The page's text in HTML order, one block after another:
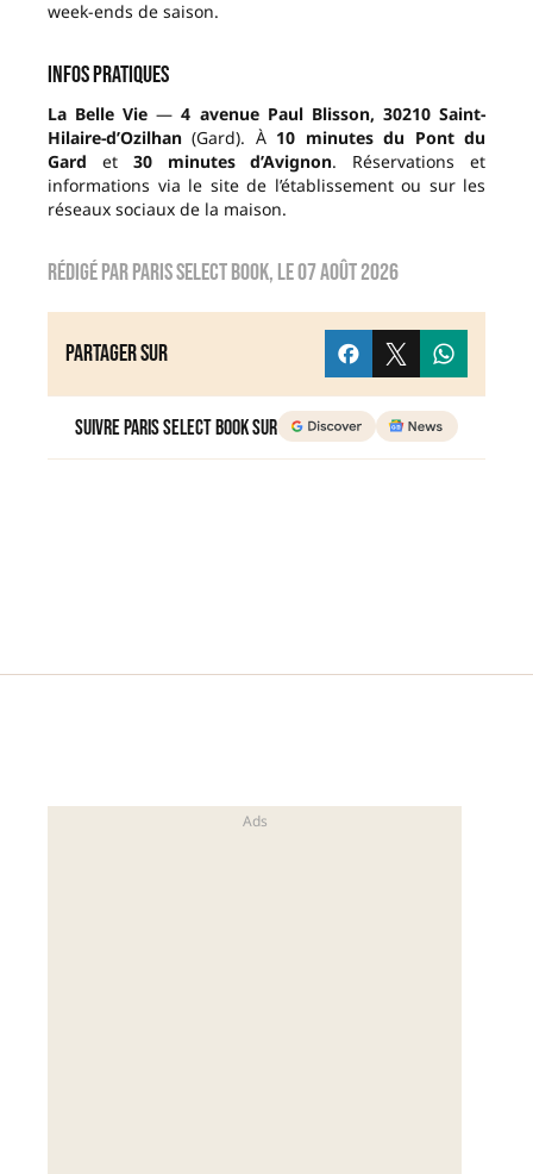
week-ends de saison.
Infos pratiques
La Belle Vie —4 avenue Paul Blisson, 30210 Saint-
Hilaire-d’Ozilhan (Gard). À 10 minutes du Pont du
Gard et 30 minutes d’Avignon. Réservations et
informations via le site de l’établissement ou sur les
réseaux sociaux de la maison.
Rédigé parParis Select Book, le07 août 2026
Partager sur
Suivre Paris Select Book sur